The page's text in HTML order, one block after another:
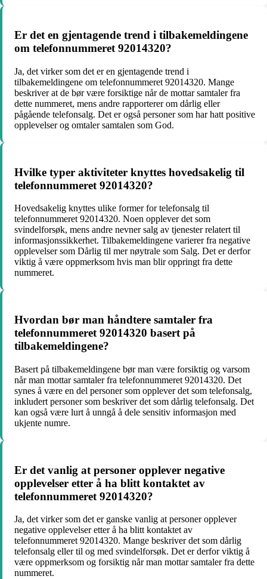
Er det en gjentagende trend i tilbakemeldingene
om telefonnummeret 92014320?
Ja, det virker som det er en gjentagende trend i
tilbakemeldingene om telefonnummeret 92014320. Mange
beskriver at de bør være forsiktige når de mottar samtaler fra
dette nummeret, mens andre rapporterer om dårlig eller
pågående telefonsalg. Det er også personer som har hatt positive
opplevelser og omtaler samtalen som God.
Hvilke typer aktiviteter knyttes hovedsakelig til
telefonnummeret 92014320?
Hovedsakelig knyttes ulike former for telefonsalg til
telefonnummeret 92014320. Noen opplever det som
svindelforsøk, mens andre nevner salg av tjenester relatert til
informasjonssikkerhet. Tilbakemeldingene varierer fra negative
opplevelser som Dårlig til mer nøytrale som Salg. Det er derfor
viktig å være oppmerksom hvis man blir oppringt fra dette
nummeret.
Hvordan bør man håndtere samtaler fra
telefonnummeret 92014320 basert på
tilbakemeldingene?
Basert på tilbakemeldingene bør man være forsiktig og varsom
når man mottar samtaler fra telefonnummeret 92014320. Det
synes å være en del personer som opplever det som telefonsalg,
inkludert personer som beskriver det som dårlig telefonsalg. Det
kan også være lurt å unngå å dele sensitiv informasjon med
ukjente numre.
Er det vanlig at personer opplever negative
opplevelser etter å ha blitt kontaktet av
telefonnummeret 92014320?
Ja, det virker som det er ganske vanlig at personer opplever
negative opplevelser etter å ha blitt kontaktet av
telefonnummeret 92014320. Mange beskriver det som dårlig
telefonsalg eller til og med svindelforsøk. Det er derfor viktig å
være oppmerksom og forsiktig når man mottar samtaler fra dette
nummeret.